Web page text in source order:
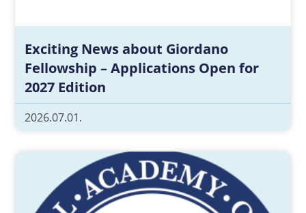
Exciting News about Giordano
Fellowship – Applications Open for
2027 Edition
2026.07.01.